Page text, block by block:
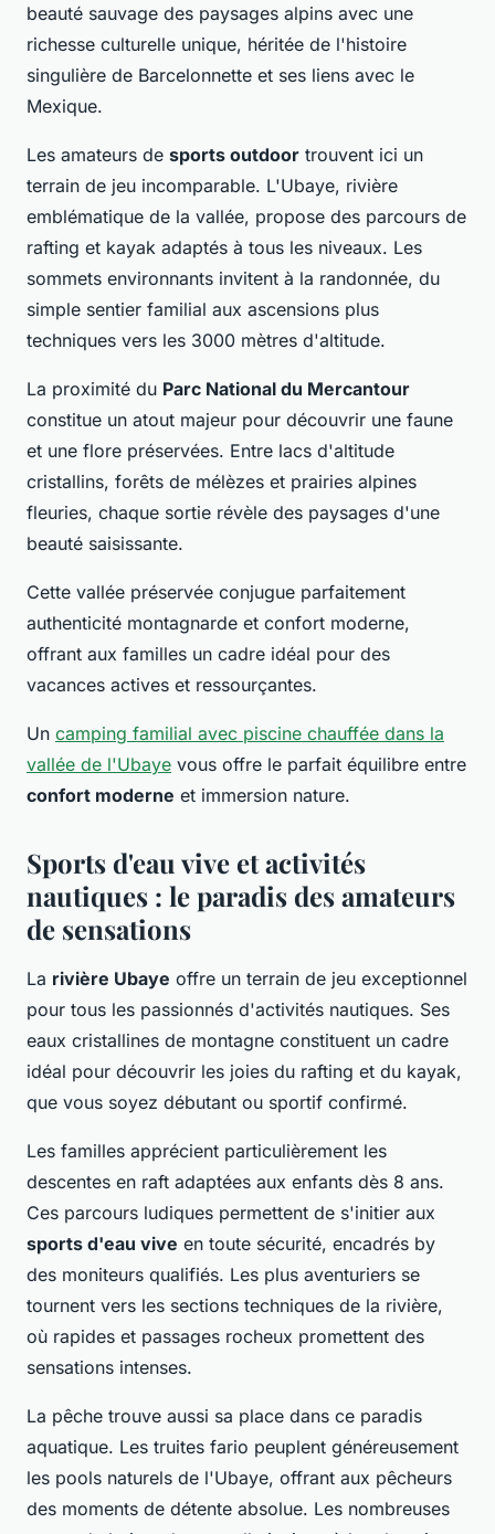
beauté sauvage des paysages alpins avec une
richesse culturelle unique, héritée de l'histoire
singulière de Barcelonnette et ses liens avec le
Mexique.
Les amateurs de sports outdoor trouvent ici un
terrain de jeu incomparable. L'Ubaye, rivière
emblématique de la vallée, propose des parcours de
rafting et kayak adaptés à tous les niveaux. Les
sommets environnants invitent à la randonnée, du
simple sentier familial aux ascensions plus
techniques vers les 3000 mètres d'altitude.
La proximité du Parc National du Mercantour
constitue un atout majeur pour découvrir une faune
et une flore préservées. Entre lacs d'altitude
cristallins, forêts de mélèzes et prairies alpines
fleuries, chaque sortie révèle des paysages d'une
beauté saisissante.
Cette vallée préservée conjugue parfaitement
authenticité montagnarde et confort moderne,
offrant aux familles un cadre idéal pour des
vacances actives et ressourçantes.
Un camping familial avec piscine chauffée dans la
vallée de l'Ubaye vous offre le parfait équilibre entre
confort moderne et immersion nature.
Sports d'eau vive et activités
nautiques : le paradis des amateurs
de sensations
La rivière Ubaye offre un terrain de jeu exceptionnel
pour tous les passionnés d'activités nautiques. Ses
eaux cristallines de montagne constituent un cadre
idéal pour découvrir les joies du rafting et du kayak,
que vous soyez débutant ou sportif confirmé.
Les familles apprécient particulièrement les
descentes en raft adaptées aux enfants dès 8 ans.
Ces parcours ludiques permettent de s'initier aux
sports d'eau vive en toute sécurité, encadrés by
des moniteurs qualifiés. Les plus aventuriers se
tournent vers les sections techniques de la rivière,
où rapides et passages rocheux promettent des
sensations intenses.
La pêche trouve aussi sa place dans ce paradis
aquatique. Les truites fario peuplent généreusement
les pools naturels de l'Ubaye, offrant aux pêcheurs
des moments de détente absolue. Les nombreuses